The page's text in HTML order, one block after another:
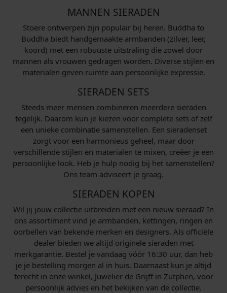
MANNEN SIERADEN
Stoere ontwerpen zijn populair bij heren. Buddha to
Buddha biedt handgemaakte armbanden (zilver, leer,
koord) met een robuuste uitstraling die zowel door
mannen als vrouwen gedragen worden. Diverse stijlen en
materialen geven ruimte aan persoonlijke expressie.
SIERADEN SETS
Steeds meer mensen combineren meerdere sieraden
tegelijk. Daarom kun je kiezen voor complete sets of zelf
een unieke combinatie samenstellen. Een sieradenset
zorgt voor een harmonieus geheel, maar door
verschillende stijlen en materialen te mixen, creëer je een
persoonlijke look. Heb je hulp nodig bij het samenstellen?
Ons team adviseert je graag.
SIERADEN KOPEN
Wil jij jouw collectie uitbreiden met een nieuw sieraad? In
ons assortiment vind je armbanden, kettingen, ringen en
oorbellen van bekende merken en designers. Als officiële
dealer bieden we altijd originele sieraden met
merkgarantie. Bestel je vandaag vóór 16:30 uur, dan heb
je je bestelling morgen al in huis. Daarnaast kun je altijd
terecht in onze winkel, Juwelier de Grijff in Zutphen, voor
persoonlijk advies en het bekijken van de collectie.